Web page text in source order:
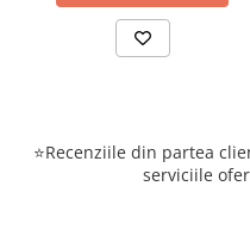
⭐Recenziile din partea
serviciile